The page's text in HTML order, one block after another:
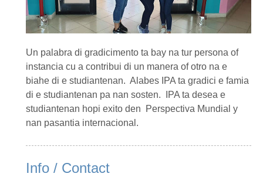
Un palabra di gradicimento ta bay na tur persona of
instancia cu a contribui di un manera of otro na e
biahe di e studiantenan. Alabes IPA ta gradici e famia
di e studiantenan pa nan sosten. IPA ta desea e
studiantenan hopi exito den Perspectiva Mundial y
nan pasantia internacional.
Info / Contact